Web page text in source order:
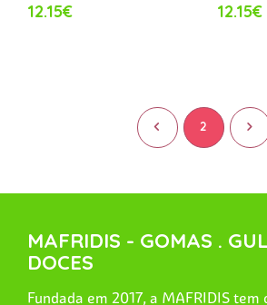
12.15€ 12.15€
< 2 >
MAFRIDIS - GOMAS .
DOCES
Fundada em 2017, a MAFRIDIS